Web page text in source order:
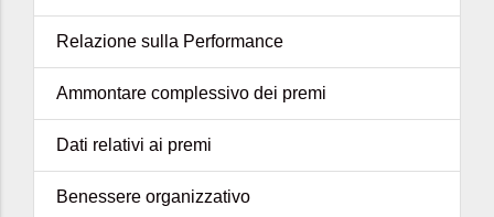
Relazione sulla Performance
Ammontare complessivo dei premi
Dati relativi ai premi
Benessere organizzativo